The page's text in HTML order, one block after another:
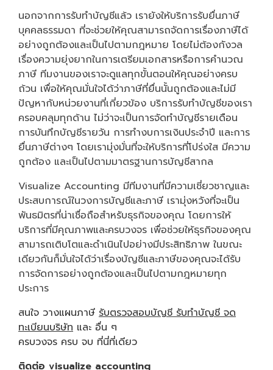
นอกจากการรับทำบัญชีแล้ว เรายังให้บริการรับยื่นภาษี
บุคคลธรรมดา ที่จะช่วยให้คุณสามารถจัดการเรื่องภาษีได้
อย่างถูกต้องและเป็นไปตามกฎหมาย โดยไม่ต้องกังวล
เรื่องความยุ่งยากในการเตรียมเอกสารหรือการคำนวณ
ภาษี ทีมงานของเราจะดูแลทุกขั้นตอนให้คุณอย่างครบ
ถ้วน เพื่อให้คุณมั่นใจได้ว่าภาษีที่ยื่นนั้นถูกต้องและไม่มี
ปัญหากับหน่วยงานที่เกี่ยวข้อง บริการรับทำบัญชีของเรา
ครอบคลุมทุกด้าน ไม่ว่าจะเป็นการจัดทำบัญชีรายเดือน
การบันทึกบัญชีรายวัน การทำงบการเงินประจำปี และการ
ยื่นภาษีต่างๆ โดยเรามุ่งมั่นที่จะให้บริการที่โปร่งใส มีความ
ถูกต้อง และเป็นไปตามมาตรฐานการบัญชีสากล
Visualize Accounting มีทีมงานที่มีความเชี่ยวชาญและ
ประสบการณ์ในวงการบัญชีและภาษี เรามุ่งหวังที่จะเป็น
พันธมิตรที่น่าเชื่อถือสำหรับธุรกิจของคุณ โดยการให้
บริการที่มีคุณภาพและครบวงจร เพื่อช่วยให้ธุรกิจของคุณ
สามารถเติบโตและดำเนินไปอย่างมีประสิทธิภาพ ในขณะ
เดียวกันก็มั่นใจได้ว่าเรื่องบัญชีและภาษีของคุณจะได้รับ
การจัดการอย่างถูกต้องและเป็นไปตามกฎหมายทุก
ประการ
สนใจ วางแผนภาษี รับตรวจสอบบัญชี รับทำบัญชี จด
ทะเบียนบริษัท และ อื่น ๆ
ครบวงจร ครบ จบ ที่นี่ที่เดียว
ติดต่อ visualize accounting